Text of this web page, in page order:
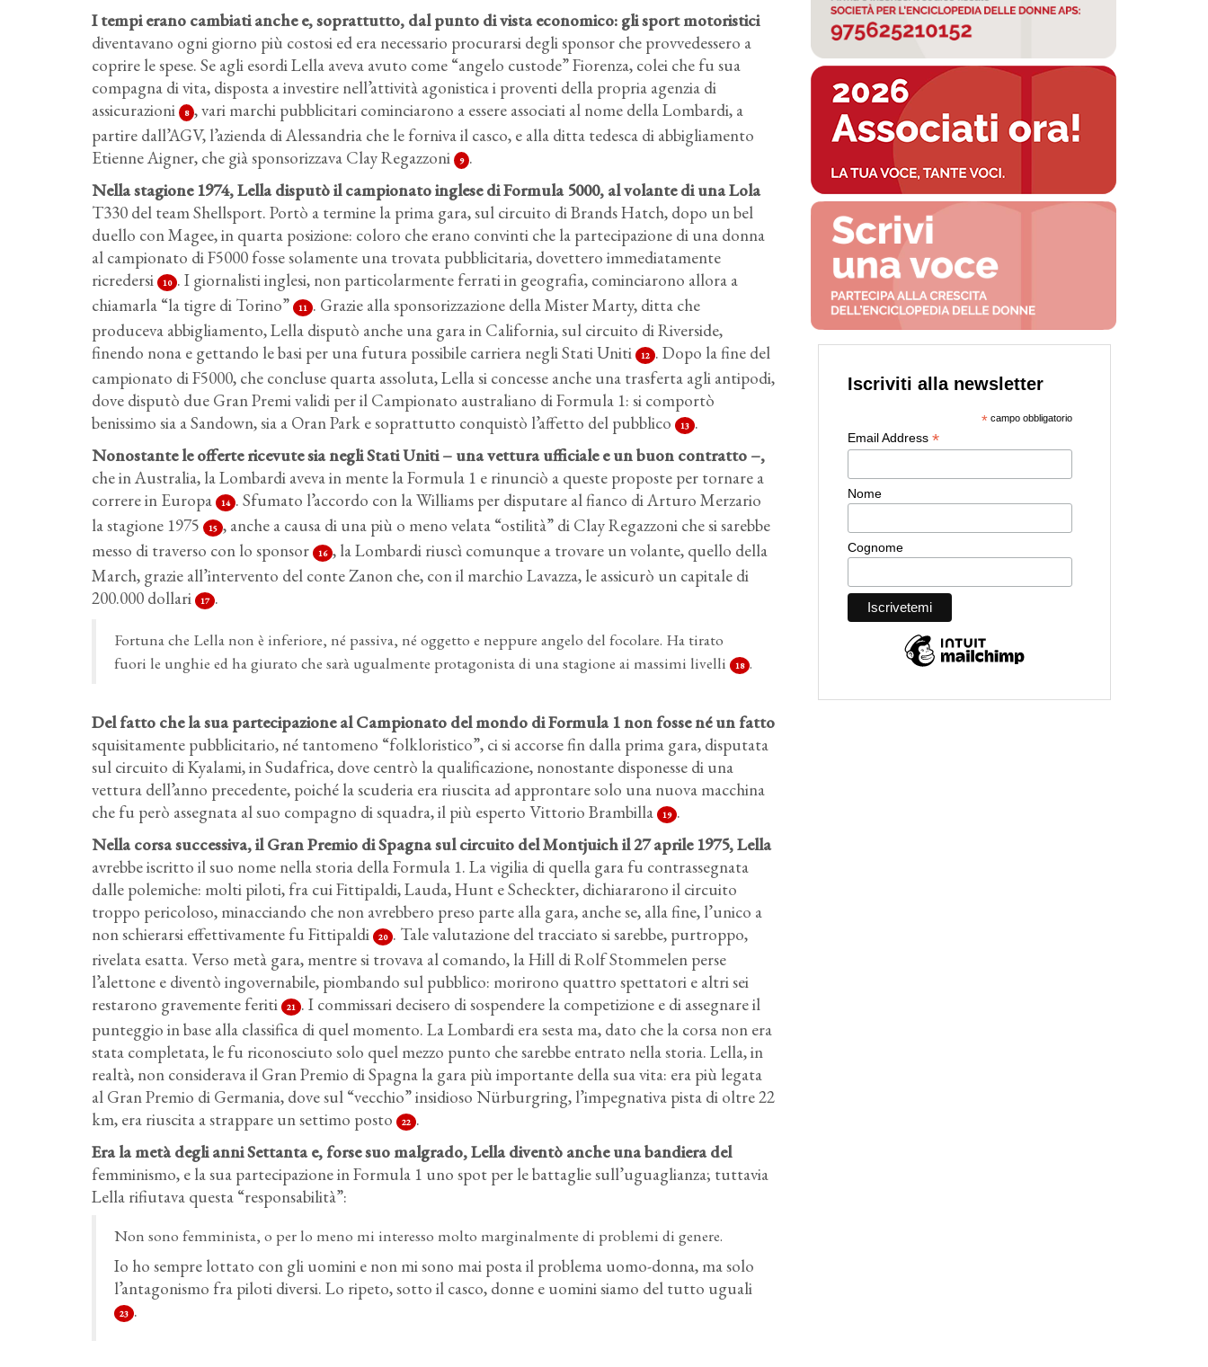
I tempi erano cambiati anche e, soprattutto, dal punto di vista economico: gli sport motoristici
diventavano ogni giorno più costosi ed era necessario procurarsi degli sponsor che provvedessero a
coprire le spese. Se agli esordi Lella aveva avuto come “angelo custode” Fiorenza, colei che fu sua
compagna di vita, disposta a investire nell’attività agonistica i proventi della propria agenzia di
assicurazioni
8 , vari marchi pubblicitari cominciarono a essere associati al nome della Lombardi, a
partire dall’AGV, l’azienda di Alessandria che le forniva il casco, e alla ditta tedesca di abbigliamento
Etienne Aigner, che già sponsorizzava Clay Regazzoni
9 .
Nella stagione 1974, Lella disputò il campionato inglese di Formula 5000, al volante di una Lola
T330 del team Shellsport. Portò a termine la prima gara, sul circuito di Brands Hatch, dopo un bel
duello con Magee, in quarta posizione: coloro che erano convinti che la partecipazione di una donna
al campionato di F5000 fosse solamente una trovata pubblicitaria, dovettero immediatamente
ricredersi
10 . I giornalisti inglesi, non particolarmente ferrati in geografia, cominciarono allora a
chiamarla “la tigre di Torino”
11 . Grazie alla sponsorizzazione della Mister Marty, ditta che
produceva abbigliamento, Lella disputò anche una gara in California, sul circuito di Riverside,
finendo nona e gettando le basi per una futura possibile carriera negli Stati Uniti
12 . Dopo la fine del
campionato di F5000, che concluse quarta assoluta, Lella si concesse anche una trasferta agli antipodi,
dove disputò due Gran Premi validi per il Campionato australiano di Formula 1: si comportò
benissimo sia a Sandown, sia a Oran Park e soprattutto conquistò l’affetto del pubblico
13 .
Nonostante le offerte ricevute sia negli Stati Uniti – una vettura ufficiale e un buon contratto –,
che in Australia, la Lombardi aveva in mente la Formula 1 e rinunciò a queste proposte per tornare a
correre in Europa
14 . Sfumato l’accordo con la Williams per disputare al fianco di Arturo Merzario
la stagione 1975
15 , anche a causa di una più o meno velata “ostilità” di Clay Regazzoni che si sarebbe
messo di traverso con lo sponsor
16 , la Lombardi riuscì comunque a trovare un volante, quello della
March, grazie all’intervento del conte Zanon che, con il marchio Lavazza, le assicurò un capitale di
200.000 dollari
17 .
Fortuna che Lella non è inferiore, né passiva, né oggetto e neppure angelo del focolare. Ha tirato
fuori le unghie ed ha giurato che sarà ugualmente protagonista di una stagione ai massimi livelli
18 .
Del fatto che la sua partecipazione al Campionato del mondo di Formula 1 non fosse né un fatto
squisitamente pubblicitario, né tantomeno “folkloristico”, ci si accorse fin dalla prima gara, disputata
sul circuito di Kyalami, in Sudafrica, dove centrò la qualificazione, nonostante disponesse di una
vettura dell’anno precedente, poiché la scuderia era riuscita ad approntare solo una nuova macchina
che fu però assegnata al suo compagno di squadra, il più esperto Vittorio Brambilla
19 .
Nella corsa successiva, il Gran Premio di Spagna sul circuito del Montjuich il 27 aprile 1975, Lella
avrebbe iscritto il suo nome nella storia della Formula 1. La vigilia di quella gara fu contrassegnata
dalle polemiche: molti piloti, fra cui Fittipaldi, Lauda, Hunt e Scheckter, dichiararono il circuito
troppo pericoloso, minacciando che non avrebbero preso parte alla gara, anche se, alla fine, l’unico a
non schierarsi effettivamente fu Fittipaldi
20 . Tale valutazione del tracciato si sarebbe, purtroppo,
rivelata esatta. Verso metà gara, mentre si trovava al comando, la Hill di Rolf Stommelen perse
l’alettone e diventò ingovernabile, piombando sul pubblico: morirono quattro spettatori e altri sei
restarono gravemente feriti
21 . I commissari decisero di sospendere la competizione e di assegnare il
punteggio in base alla classifica di quel momento. La Lombardi era sesta ma, dato che la corsa non era
stata completata, le fu riconosciuto solo quel mezzo punto che sarebbe entrato nella storia. Lella, in
realtà, non considerava il Gran Premio di Spagna la gara più importante della sua vita: era più legata
al Gran Premio di Germania, dove sul “vecchio” insidioso Nürburgring, l’impegnativa pista di oltre 22
km, era riuscita a strappare un settimo posto
22 .
Era la metà degli anni Settanta e, forse suo malgrado, Lella diventò anche una bandiera del
femminismo, e la sua partecipazione in Formula 1 uno spot per le battaglie sull’uguaglianza; tuttavia
Lella rifiutava questa “responsabilità”:
Non sono femminista, o per lo meno mi interesso molto marginalmente di problemi di genere.
Io ho sempre lottato con gli uomini e non mi sono mai posta il problema uomo-donna, ma solo
l’antagonismo fra piloti diversi. Lo ripeto, sotto il casco, donne e uomini siamo del tutto uguali
23 .